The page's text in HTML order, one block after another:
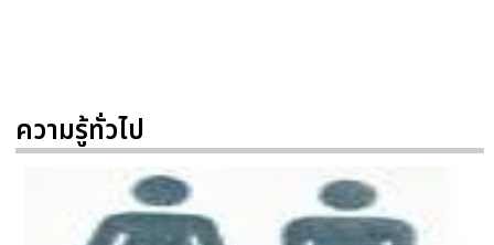
ความรู้ทั่วไป